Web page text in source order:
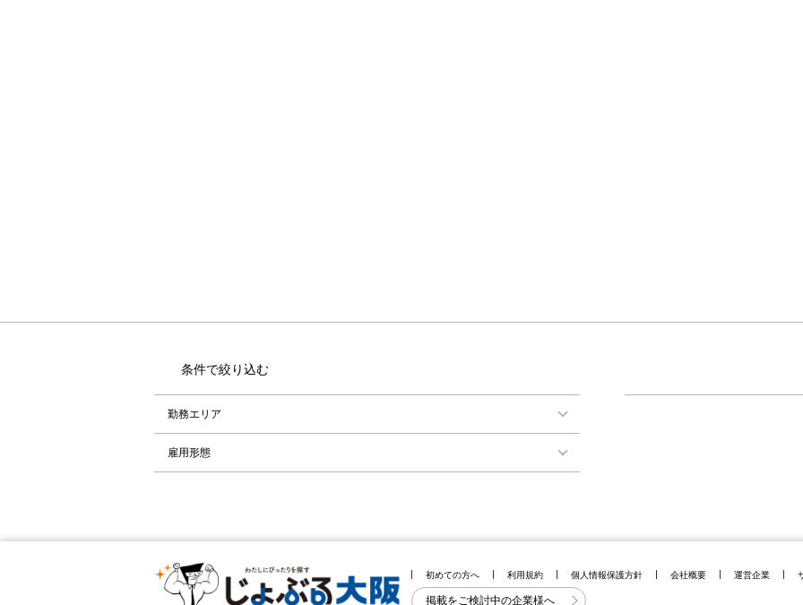
条件で絞り込む
勤務エリア
雇用形態
初めての方へ 利用規約 個人情報保護方針 会社概要 運営企業
掲載をご検討中の企業様へ